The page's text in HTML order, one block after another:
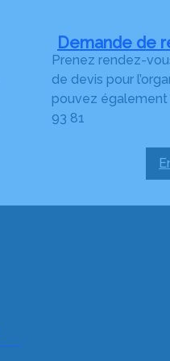
Demande de
Prenez rendez-
de devis pour
pouvez également
93 81